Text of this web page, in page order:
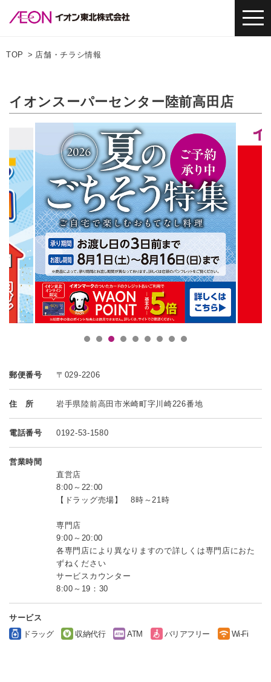
TOP 店舗・チラシ情報
イオンスーパーセンター陸前高田店
郵便番号 〒029-2206
住 所 岩手県陸前高田市米崎町字川崎226番地
電話番号 0192-53-1580
営業時間
直営店
8:00～22:00
【ドラッグ売場】 8時～21時
専門店
9:00～20:00
各専門店により異なりますので詳しくは専門店におた
ずねください
サービスカウンター
8:00～19：30
サービス
ドラッグ
収納代行 ATM バリアフリー Wi-Fi